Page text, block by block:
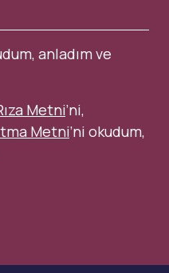
anladım ve
Metni’ni,
Metni’ni okudum,